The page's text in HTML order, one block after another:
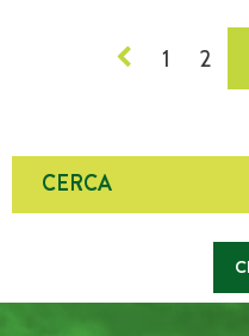
NAVIGAZIONE
1 2
CERCA